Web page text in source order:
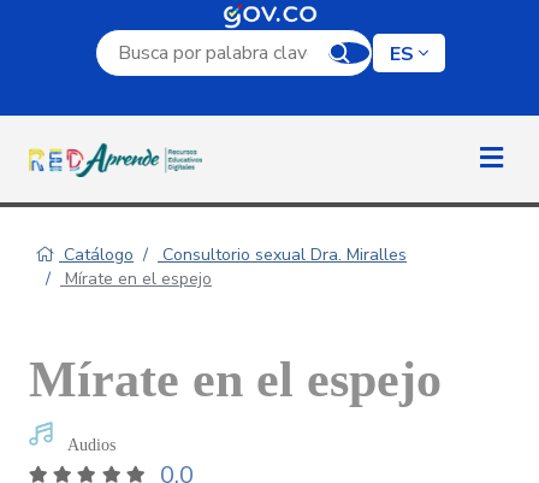
Campo de búsqueda por palabra clave
ES
Catálogo
Consultorio sexual Dra. Miralles
Mírate en el espejo
Mírate en el espejo
Audios
0,0